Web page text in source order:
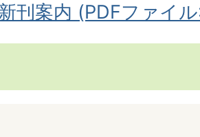
刊案内 (PDFファイ